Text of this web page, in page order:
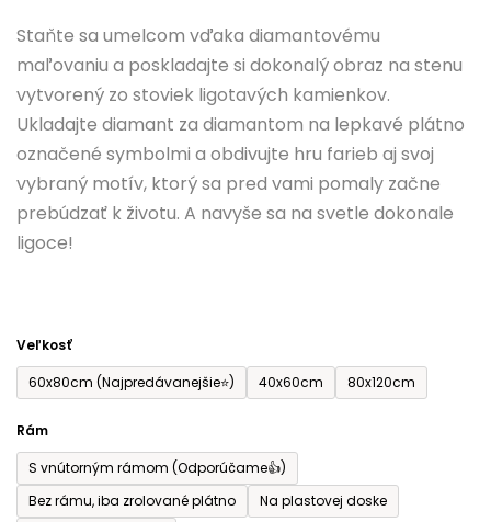
Staňte sa umelcom vďaka diamantovému
maľovaniu a poskladajte si dokonalý obraz na stenu
vytvorený zo stoviek ligotavých kamienkov.
Ukladajte diamant za diamantom na lepkavé plátno
označené symbolmi a obdivujte hru farieb aj svoj
vybraný motív, ktorý sa pred vami pomaly začne
prebúdzať k životu. A navyše sa na svetle dokonale
ligoce!
Veľkosť
60x80cm (Najpredávanejšie⭐)
40x60cm 80x120cm
Rám
S vnútorným rámom (Odporúčame👍)
Bez rámu, iba zrolované plátno
Na plastovej doske
z
5
hviezdičiek.